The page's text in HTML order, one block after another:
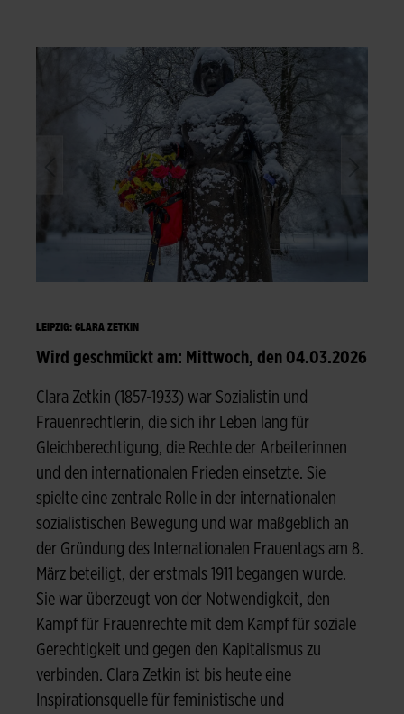
LEIPZIG: CLARA ZETKIN
Wird geschmückt am: Mittwoch, den 04.03.2026
Clara Zetkin (1857-1933) war Sozialistin und
Frauenrechtlerin, die sich ihr Leben lang für
Gleichberechtigung, die Rechte der Arbeiterinnen
und den internationalen Frieden einsetzte. Sie
spielte eine zentrale Rolle in der internationalen
sozialistischen Bewegung und war maßgeblich an
der Gründung des Internationalen Frauentags am 8.
März beteiligt, der erstmals 1911 begangen wurde.
Sie war überzeugt von der Notwendigkeit, den
Kampf für Frauenrechte mit dem Kampf für soziale
Gerechtigkeit und gegen den Kapitalismus zu
verbinden. Clara Zetkin ist bis heute eine
Inspirationsquelle für feministische und